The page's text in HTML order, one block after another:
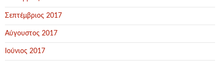
Σεπτέμβριος 2017
Αύγουστος 2017
Ιούνιος 2017